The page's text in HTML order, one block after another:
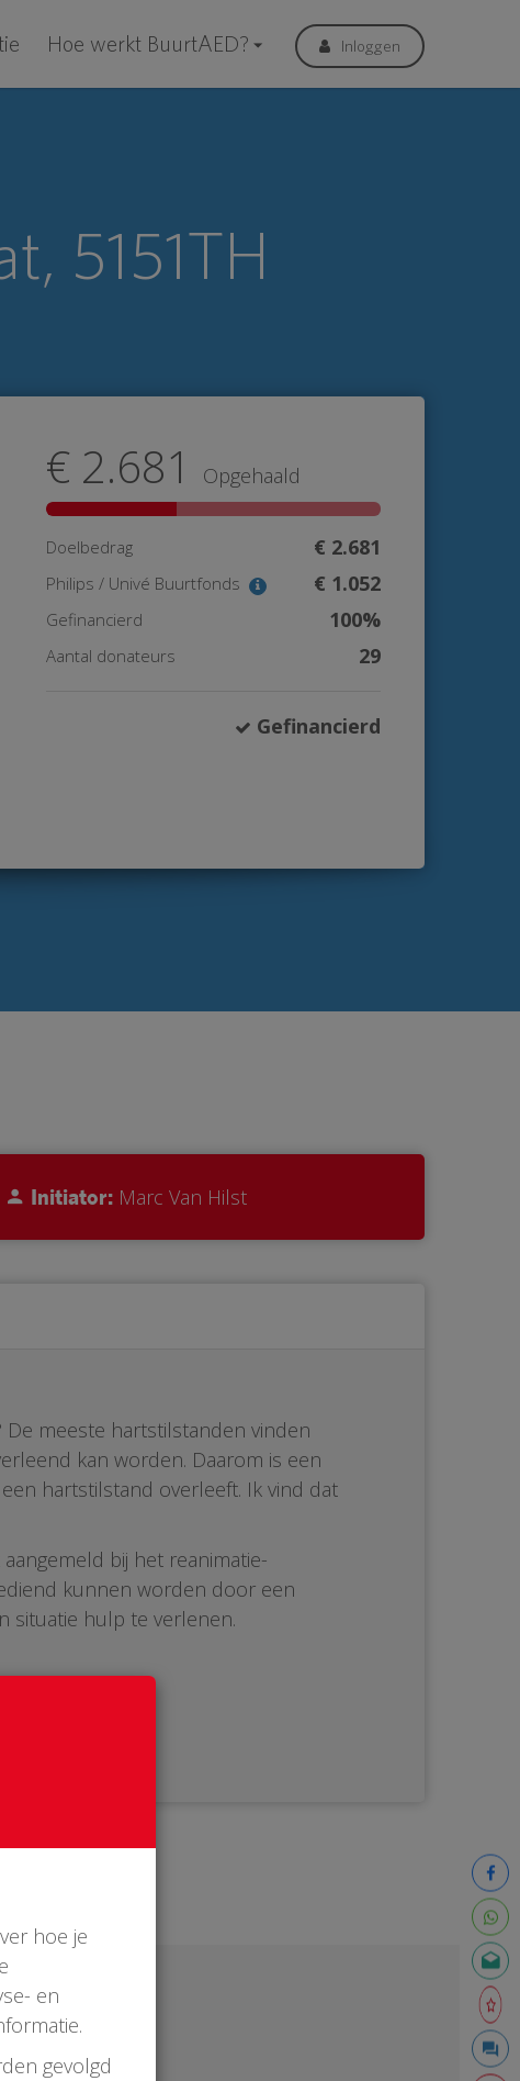
Hoe werkt BuurtAED? Inloggen
5151TH
€ 2.681 Opgehaald
Doelbedrag € 2.681
Philips / Univé Buurtfonds € 1.052
Gefinancierd 100%
Aantal donateurs 29
Gefinancierd
Initiator: Marc Van Hilst
De meeste hartstilstanden vinden
kan worden. Daarom is een
hartstilstand overleeft. Ik vind dat
bij het reanimatie-
kunnen worden door een
situatie hulp te verlenen.
hoe je
en
gevolgd